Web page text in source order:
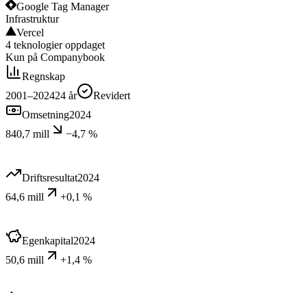
Google Tag Manager
Infrastruktur
Vercel
4 teknologier oppdaget
Kun på Companybook
Regnskap
2001–202424 år
Revidert
Omsetning2024
840,7 mill
−4,7 %
Driftsresultat2024
64,6 mill
+0,1 %
Egenkapital2024
50,6 mill
+1,4 %